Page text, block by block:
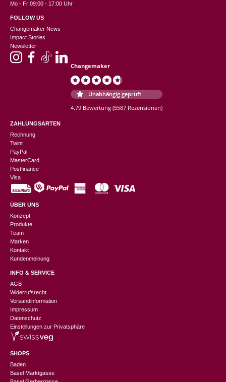
Mo - Fr 09:00 - 17:00 Uhr
FOLLOW US
Changemaker News
Impact Stories
Newsletter
Changemaker
Unabhängig geprüft
4.79 Bewertung (5587 Rezensionen)
ZAHLUNGSARTEN
Rechnung
Twint
PayPal
MasterCard
Postfinance
Visa
ÜBER UNS
Konzept
Produkte
Team
Marken
Kontakt
Kundenmeinung
INFO & SERVICE
AGB
Widerrufsrecht
Versandinformation
Impressum
Datenschutz
Einstellungen zur Privatsphäre
SHOPS
Baden
Basel Marktgasse